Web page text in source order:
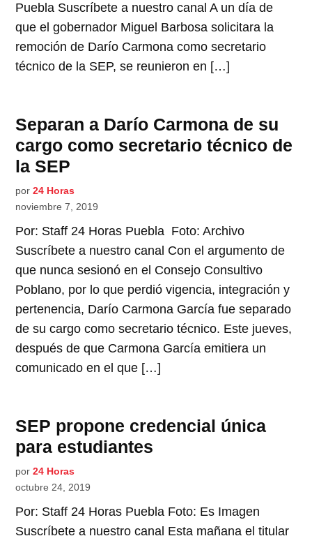
Puebla Suscríbete a nuestro canal A un día de
que el gobernador Miguel Barbosa solicitara la
remoción de Darío Carmona como secretario
técnico de la SEP, se reunieron en […]
Separan a Darío Carmona de su
cargo como secretario técnico de
la SEP
por 24 Horas
noviembre 7, 2019
Por: Staff 24 Horas Puebla Foto: Archivo
Suscríbete a nuestro canal Con el argumento de
que nunca sesionó en el Consejo Consultivo
Poblano, por lo que perdió vigencia, integración y
pertenencia, Darío Carmona García fue separado
de su cargo como secretario técnico. Este jueves,
después de que Carmona García emitiera un
comunicado en el que […]
SEP propone credencial única
para estudiantes
por 24 Horas
octubre 24, 2019
Por: Staff 24 Horas Puebla Foto: Es Imagen
Suscríbete a nuestro canal Esta mañana el titular